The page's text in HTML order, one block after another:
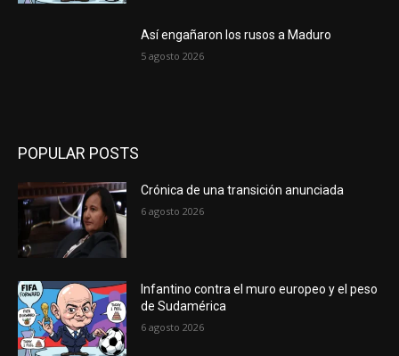
Así engañaron los rusos a Maduro
5 agosto 2026
POPULAR POSTS
Crónica de una transición anunciada
6 agosto 2026
Infantino contra el muro europeo y el peso
de Sudamérica
6 agosto 2026